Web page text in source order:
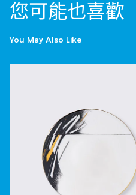
您可能也喜歡
You May Also Like